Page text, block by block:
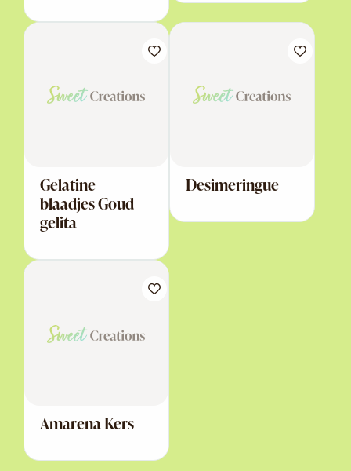
Gelatine
blaadjes Goud
gelita
Desimeringue
Amarena Kers